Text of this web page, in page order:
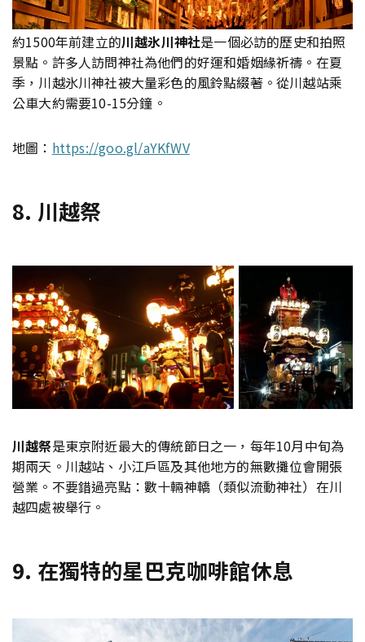
約1500年前建立的川越氷川神社是一個必訪的歷史和拍照
景點。許多人訪問神社為他們的好運和婚姻緣祈禱。在夏
季，川越氷川神社被大量彩色的風鈴點綴著。從川越站乘
公車大約需要10-15分鐘。
地圖： https://goo.gl/aYKfWV
8. 川越祭
川越祭是東京附近最大的傳統節日之一，每年10月中旬為
期兩天。川越站、小江戶區及其他地方的無數攤位會開張
營業。不要錯過亮點：數十輛神轎（類似流動神社）在川
越四處被舉行。
9. 在獨特的星巴克咖啡館休息